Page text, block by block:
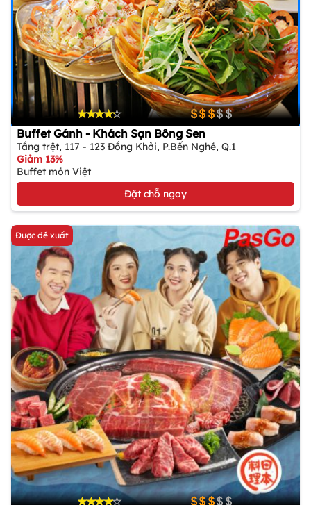
Buffet Gánh - Khách Sạn Bông Sen
Tầng trệt, 117 - 123 Đồng Khởi, P.Bến Nghé, Q.1
Giảm 13%
Buffet món Việt
Đặt chỗ ngay
Được đề xuất